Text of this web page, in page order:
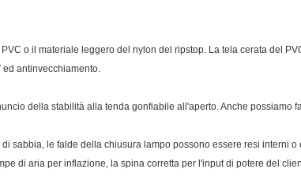
o il materiale leggero del nylon del ripstop. La tela cerata del
antinvecchiamento.
della stabilità alla tenda gonfiabile all'aperto. Anche possiamo
sabbia, le falde della chiusura lampo possono essere resi interni
di aria per inflazione, la spina corretta per l'input di potere del